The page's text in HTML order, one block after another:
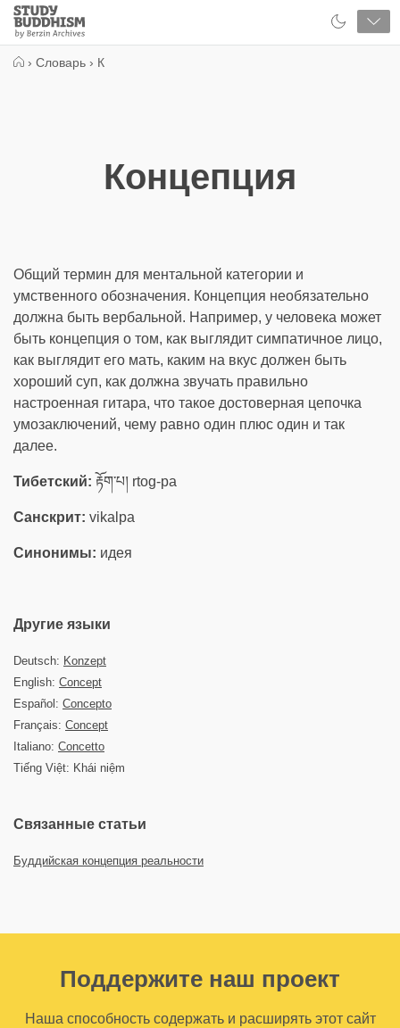
Close
Study
Buddhism
› Словарь › К
Концепция
Общий термин для ментальной категории и
умственного обозначения. Концепция необязательно
должна быть вербальной. Например, у человека может
быть концепция о том, как выглядит симпатичное лицо,
как выглядит его мать, каким на вкус должен быть
хороший суп, как должна звучать правильно
настроенная гитара, что такое достоверная цепочка
умозаключений, чему равно один плюс один и так
далее.
Тибетский: རྟོག་པ། rtog-pa
Санскрит: vikalpa
Синонимы: идея
Другие языки
Deutsch: Konzept
English: Concept
Español: Concepto
Français: Concept
Italiano: Concetto
Tiếng Việt: Khái niệm
Связанные статьи
Буддийская концепция реальности
Поддержите наш проект
Наша способность содержать и расширять этот сайт